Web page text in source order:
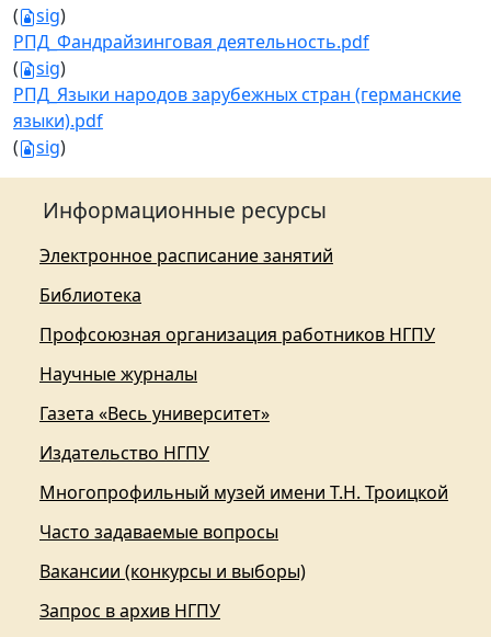
(
sig)
РПД_Фандрайзинговая деятельность.pdf
(
sig)
РПД_Языки народов зарубежных стран (германские
языки).pdf
(
sig)
Информационные ресурсы
Электронное расписание занятий
Библиотека
Профсоюзная организация работников НГПУ
Научные журналы
Газета «Весь университет»
Издательство НГПУ
Многопрофильный музей имени Т.Н. Троицкой
Часто задаваемые вопросы
Вакансии (конкурсы и выборы)
Запрос в архив НГПУ